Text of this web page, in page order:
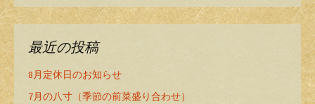
最近の投稿
8月定休日のお知らせ
7月の八寸（季節の前菜盛り合わせ）